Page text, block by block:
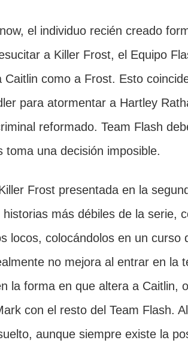
el individuo recién creado
a Killer Frost, el Equipo
como a Frost. Esto
para atormentar a Hartley
reformado. Team Flash
toma una decisión imposible.
Frost presentada en la
más débiles de la serie,
locos, colocándolos en un curso
no mejora al entrar en la
la forma en que altera a Caitlin,
con el resto del Team Flash.
aunque siempre existe la